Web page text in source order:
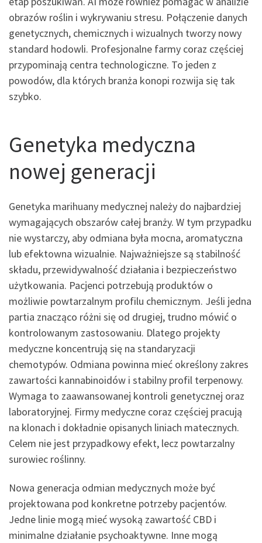
obrazów roślin i wykrywaniu stresu. Połączenie danych
genetycznych, chemicznych i wizualnych tworzy nowy
standard hodowli. Profesjonalne farmy coraz częściej
przypominają centra technologiczne. To jeden z
powodów, dla których branża konopi rozwija się tak
szybko.
Genetyka medyczna
nowej generacji
Genetyka marihuany medycznej należy do najbardziej
wymagających obszarów całej branży. W tym przypadku
nie wystarczy, aby odmiana była mocna, aromatyczna
lub efektowna wizualnie. Najważniejsze są stabilność
składu, przewidywalność działania i bezpieczeństwo
użytkowania. Pacjenci potrzebują produktów o
możliwie powtarzalnym profilu chemicznym. Jeśli jedna
partia znacząco różni się od drugiej, trudno mówić o
kontrolowanym zastosowaniu. Dlatego projekty
medyczne koncentrują się na standaryzacji
chemotypów. Odmiana powinna mieć określony zakres
zawartości kannabinoidów i stabilny profil terpenowy.
Wymaga to zaawansowanej kontroli genetycznej oraz
laboratoryjnej. Firmy medyczne coraz częściej pracują
na klonach i dokładnie opisanych liniach matecznych.
Celem nie jest przypadkowy efekt, lecz powtarzalny
surowiec roślinny.
Nowa generacja odmian medycznych może być
projektowana pod konkretne potrzeby pacjentów.
Jedne linie mogą mieć wysoką zawartość CBD i
minimalne działanie psychoaktywne. Inne mogą